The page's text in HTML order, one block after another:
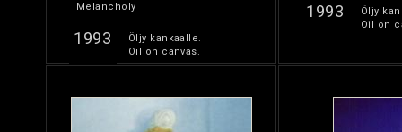
Melancholy
1993
Öljy kankaalle.
Oil on canvas.
1993
Öljy
Oil on